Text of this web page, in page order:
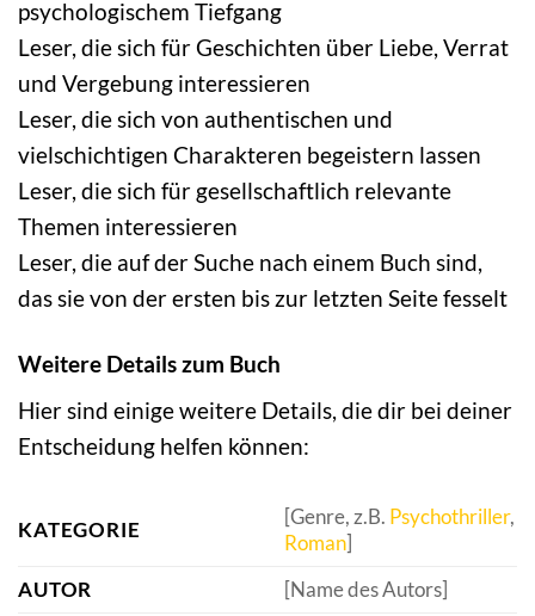
psychologischem Tiefgang
Leser, die sich für Geschichten über Liebe, Verrat
und Vergebung interessieren
Leser, die sich von authentischen und
vielschichtigen Charakteren begeistern lassen
Leser, die sich für gesellschaftlich relevante
Themen interessieren
Leser, die auf der Suche nach einem Buch sind,
das sie von der ersten bis zur letzten Seite fesselt
Weitere Details zum Buch
Hier sind einige weitere Details, die dir bei deiner
Entscheidung helfen können:
KATEGORIE
[Genre, z.B. Psychothriller,
Roman]
AUTOR
[Name des Autors]